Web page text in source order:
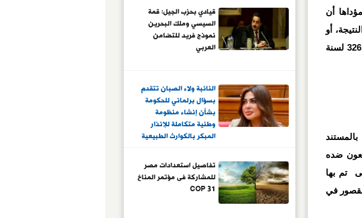
أن
أو
يواجه الدفوع الفنية المؤثرة التي أثارها الخصوم، وذلك فى الطعن المقيد برقم 32619 لسنة
ضده
تم بها
في
قيادي بحزب الجيل: قمة
السيسي وملك البحرين
نموذج فريد للتضامن
العربي
النائبة ولاء الصبان تتقدم
بسؤال برلماني للحكومة
بشأن إنشاء منظومة
وطنية متكاملة للإنذار
المبكر بالكوارث الطبيعية
تفاصيل استعدادات مصر
للمشاركة فى مؤتمر المناخ
COP 31